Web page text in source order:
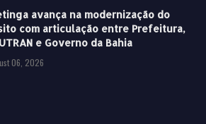
avança na modernização do
com articulação entre Prefeitura,
e Governo da Bahia
06, 2026